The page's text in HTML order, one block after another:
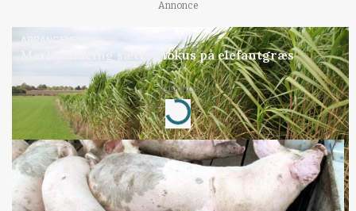
Annonce
ARRANGEMENT
Markvandring sætter fokus på elefantgræs
Annonce
Loading...